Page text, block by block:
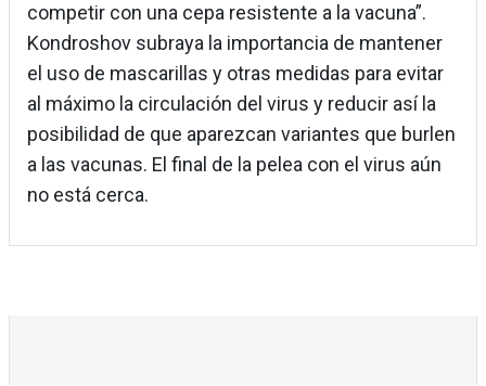
competir con una cepa resistente a la vacuna”.
Kondroshov subraya la importancia de mantener
el uso de mascarillas y otras medidas para evitar
al máximo la circulación del virus y reducir así la
posibilidad de que aparezcan variantes que burlen
a las vacunas. El final de la pelea con el virus aún
no está cerca.